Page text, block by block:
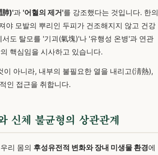
肺)'과 '어혈의 제거'를 강조했다는 것입니다. 한의
야 모발의 뿌리인 두피가 건조해지지 않고 건강
서도 탈모를 '기괴(氣塊)'나 '유행성 온병'과 연관
핵심임을 시사하고 있습니다.
아니라, 내부의 불필요한 열을 내리고(淸熱),
인 접근을 취합니다.
신체 불균형의 상관관계
리 몸의 후성유전적 변화와 장내 미생물 환경에